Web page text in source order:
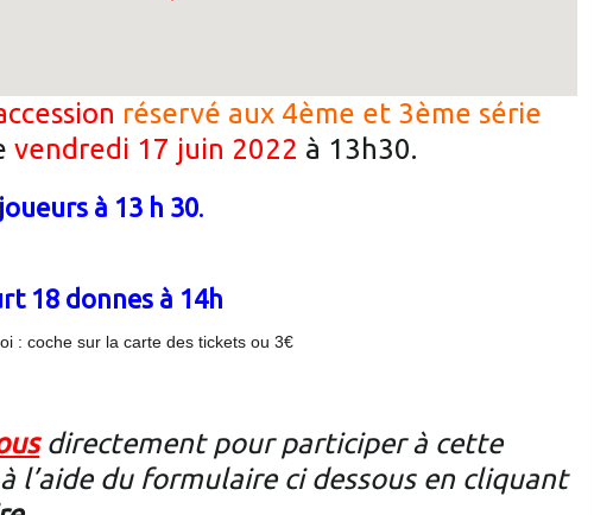
réservé aux 4ème et 3ème série
vendredi 17 juin 2022 à 13h30.
à 13 h 30.
18 donnes à 14h
: coche sur la carte des tickets ou 3€
directement pour participer à cette
l’aide du formulaire ci dessous en cliquant